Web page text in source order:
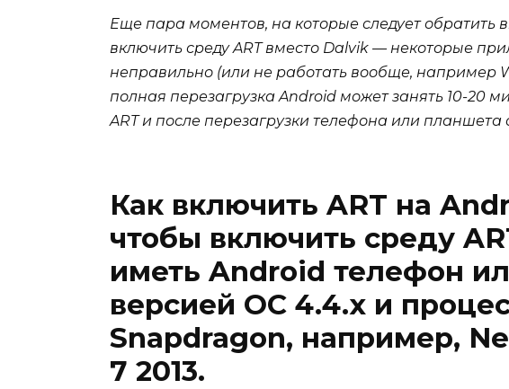
Еще пара моментов, на которые следует обратить
включить среду ART вместо Dalvik — некоторые
неправильно (или не работать вообще, например
полная перезагрузка Android может занять 10-20
ART и после перезагрузки телефона или планшета
Как включить ART на
чтобы включить среду
иметь Android телефон
версией ОС 4.4.x и
Snapdragon, например,
7 2013.